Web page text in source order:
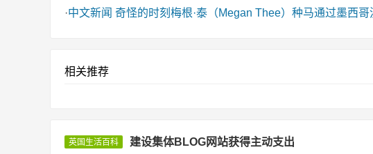
·中文新闻 奇怪的时刻梅根·泰（Megan Thee）种马通过墨西
相关推荐
英国生活百科 建设集体BLOG网站获得主动支出